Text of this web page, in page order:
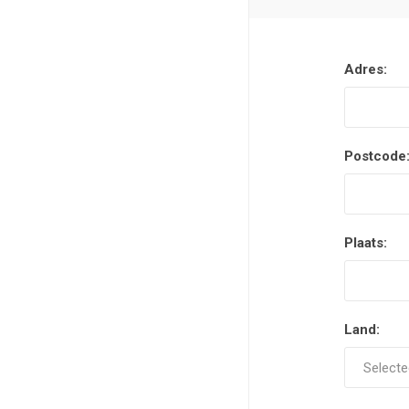
Adres:
Postcode:
Plaats:
Land: